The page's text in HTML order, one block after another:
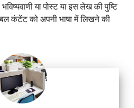
या पोस्ट या इस लेख की पुष्टि
कंटेंट को अपनी भाषा में लिखने की